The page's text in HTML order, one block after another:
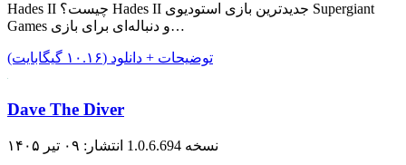
Hades II چیست؟ Hades II جدیدترین بازی استودیوی Supergiant
Games و دنباله‌ای برای بازی…
توضیحات + دانلود (۱۰.۱۶ گیگابایت)
Dave The Diver
نسخه 1.0.6.694 انتشار: ۰۹ تیر ۱۴۰۵